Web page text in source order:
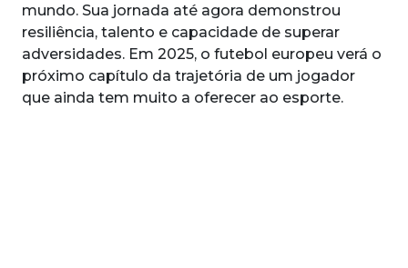
mundo. Sua jornada até agora demonstrou
resiliência, talento e capacidade de superar
adversidades. Em 2025, o futebol europeu verá o
próximo capítulo da trajetória de um jogador
que ainda tem muito a oferecer ao esporte.